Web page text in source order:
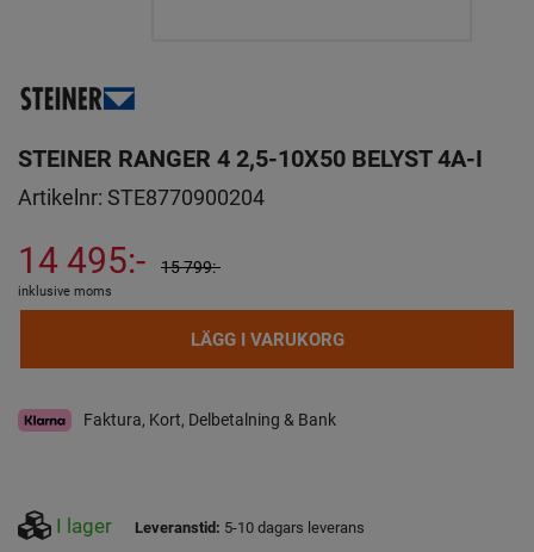
STEINER RANGER 4 2,5-10X50 BELYST 4A-I
Artikelnr: STE8770900204
14 495:- 15 799:-
inklusive moms
LÄGG I VARUKORG
Faktura, Kort, Delbetalning & Bank
I lager Leveranstid: 5-10 dagars leverans